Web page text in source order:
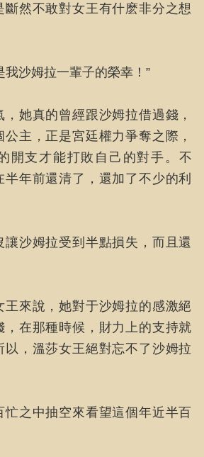
斷然不敢對女王有什麽非分之想
我沙姆拉一輩子的榮幸！”
她真的曾經跟沙姆拉借過錢，
主，正是宮廷權力爭奪之際，
開支才能打敗自己的對手。不
年前還清了，還加了不少的利
讓沙姆拉受到半點損失，而且還
王來說，她對于沙姆拉的感激絕
，在那種時候，財力上的支持就
以，溫莎女王絕對忘不了沙姆拉
忙之中抽空來看望這個年近半百